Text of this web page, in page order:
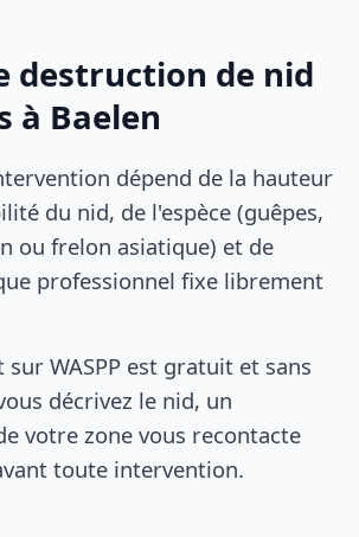
destruction de nid
à Baelen
dépend de la hauteur
du nid, de l'espèce (guêpes,
ou frelon asiatique) et de
professionnel fixe librement
sur WASPP est gratuit et sans
décrivez le nid, un
votre zone vous recontacte
toute intervention.